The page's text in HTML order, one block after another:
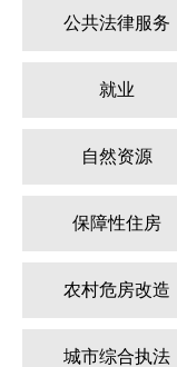
公共法律服务
就业
自然资源
保障性住房
农村危房改造
城市综合执法